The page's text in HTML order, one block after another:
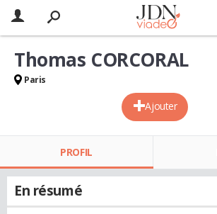
Ajouter
Thomas CORCORAL
Paris
PROFIL
En résumé